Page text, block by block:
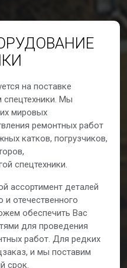
на поставке
спецтехники. Мы
мировых
ремонтных работ
катков, погрузчиков,
спецтехники.
ассортимент деталей
и отечественного
обеспечить Вас
для проведения
работ. Для редких
и мы поставим
срок.